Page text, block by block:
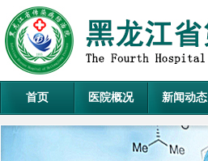
首页 医院概况 新闻动态